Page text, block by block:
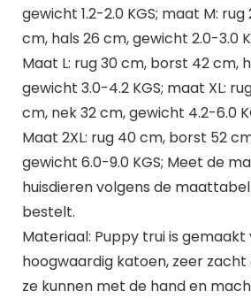
gewicht 1.2-2.0 KGS; maat M:
cm, hals 26 cm, gewicht 2.0-3.0
Maat L: rug 30 cm, borst 42 cm,
gewicht 3.0-4.2 KGS; maat XL:
cm, nek 32 cm, gewicht 4.2-6.0
Maat 2XL: rug 40 cm, borst 52
gewicht 6.0-9.0 KGS; Meet de
huisdieren volgens de
bestelt.
Materiaal: Puppy trui is
hoogwaardig katoen, zeer
ze kunnen met de hand en